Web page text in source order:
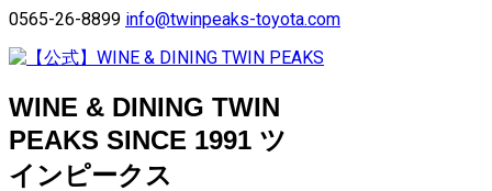
0565-26-8899 info@twinpeaks-toyota.com
WINE & DINING TWIN
PEAKS SINCE 1991 ツ
インピークス